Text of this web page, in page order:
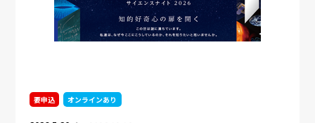
要申込 オンラインあり